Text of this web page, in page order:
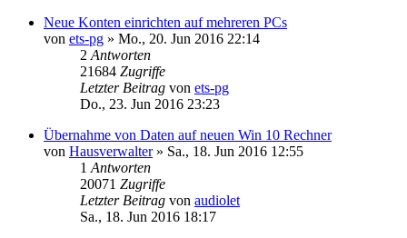
Neue Konten einrichten auf mehreren PCs
von ets-pg » Mo., 20. Jun 2016 22:14
2 Antworten
21684 Zugriffe
Letzter Beitrag von ets-pg
Do., 23. Jun 2016 23:23
Übernahme von Daten auf neuen Win 10 Rechner
von Hausverwalter» Sa., 18. Jun 2016 12:55
1 Antworten
20071 Zugriffe
Letzter Beitrag von audiolet
Sa., 18. Jun 2016 18:17